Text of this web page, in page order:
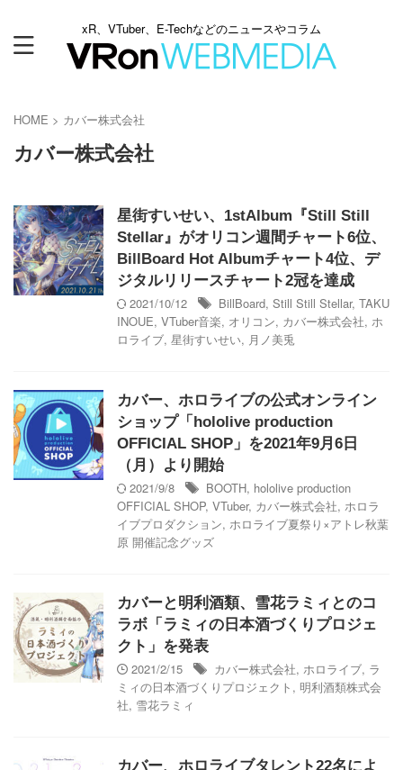
xR、VTuber、E-Techなどのニュースやコラム
HOME > カバー株式会社
カバー株式会社
星街すいせい、1stAlbum『Still Still
Stellar』がオリコン週間チャート6位、
BillBoard Hot Albumチャート4位、デ
ジタルリリースチャート2冠を達成
2021/10/12
BillBoard, Still Still Stellar, TAKU
INOUE, VTuber音楽, オリコン, カバー株式会社, ホ
ロライブ, 星街すいせい, 月ノ美兎
カバー、ホロライブの公式オンライン
ショップ「hololive production
OFFICIAL SHOP」を2021年9月6日
（月）より開始
2021/9/8
BOOTH, hololive production
OFFICIAL SHOP, VTuber, カバー株式会社, ホロラ
イブプロダクション, ホロライブ夏祭り×アトレ秋葉
原 開催記念グッズ
カバーと明利酒類、雪花ラミィとのコ
ラボ「ラミィの日本酒づくりプロジェ
クト」を発表
2021/2/15
カバー株式会社, ホロライブ, ラ
ミィの日本酒づくりプロジェクト , 明利酒類株式会
社, 雪花ラミィ
カバー、ホロライブタレント22名によ